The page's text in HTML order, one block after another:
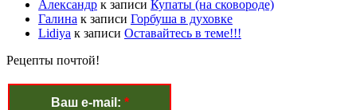
Александр к записи Купаты (на сковороде)
Галина к записи Горбуша в духовке
Lidiya к записи Оставайтесь в теме!!!
Рецепты почтой!
Ваш e-mail: *